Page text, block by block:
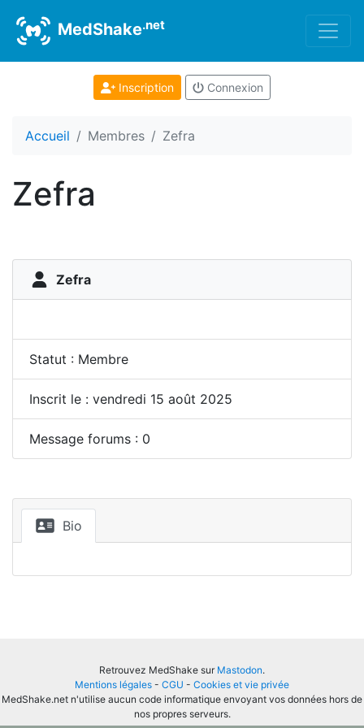
MedShake.net
Inscription Connexion
Accueil Membres Zefra
Zefra
Zefra
Statut : Membre
Inscrit le : vendredi 15 août 2025
Message forums : 0
Bio
Retrouvez MedShake sur Mastodon.
Mentions légales - CGU - Cookies et vie privée
MedShake.net n'utilise aucun code informatique envoyant vos données hors de
nos propres serveurs.